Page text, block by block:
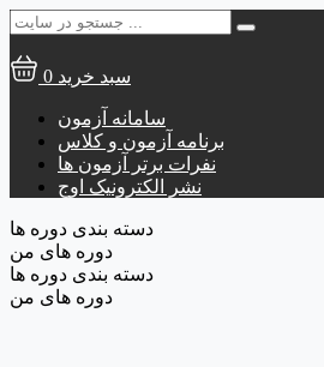
جستجو
سبد خرید 0
سامانه آزمون
برنامه آزمون و کلاس
نفرات برتر آزمون ها
نشر الکترونیک اوج
دسته بندی دوره ها
دوره های من
دسته بندی دوره ها
دوره های من